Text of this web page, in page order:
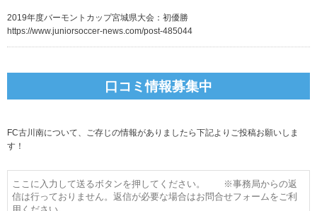
2019年度バーモントカップ宮城県大会：初優勝
https://www.juniorsoccer-news.com/post-485044
口コミ情報募集中
FC古川南について、ご存じの情報がありましたら下記よりご投稿お願いしま
す！